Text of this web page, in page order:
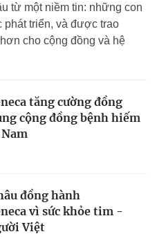
từ một niềm tin: những con
triển, và được trao
cho cộng đồng và hệ
tăng cường đồng
cộng đồng bệnh hiếm
đồng hành
vì sức khỏe tim -
Việt